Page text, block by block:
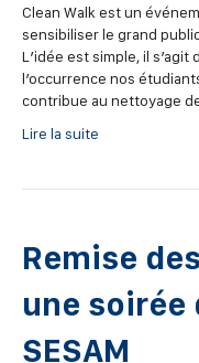
Clean Walk est un
sensibiliser le grand
L’idée est simple, il
l’occurrence nos
contribue au nettoyage
Lire la suite
Remise
une soirée
SESAM